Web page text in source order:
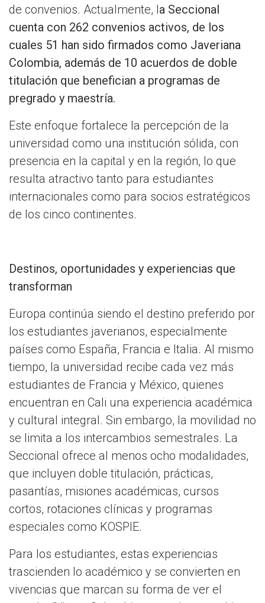
de convenios. Actualmente, la Seccional
cuenta con 262 convenios activos, de los
cuales 51 han sido firmados como Javeriana
Colombia, además de 10 acuerdos de doble
titulación que benefician a programas de
pregrado y maestría.
Este enfoque fortalece la percepción de la
universidad como una institución sólida, con
presencia en la capital y en la región, lo que
resulta atractivo tanto para estudiantes
internacionales como para socios estratégicos
de los cinco continentes.
Destinos, oportunidades y experiencias que
transforman
Europa continúa siendo el destino preferido por
los estudiantes javerianos, especialmente
países como España, Francia e Italia. Al mismo
tiempo, la universidad recibe cada vez más
estudiantes de Francia y México, quienes
encuentran en Cali una experiencia académica
y cultural integral. Sin embargo, la movilidad no
se limita a los intercambios semestrales. La
Seccional ofrece al menos ocho modalidades,
que incluyen doble titulación, prácticas,
pasantías, misiones académicas, cursos
cortos, rotaciones clínicas y programas
especiales como KOSPIE.
Para los estudiantes, estas experiencias
trascienden lo académico y se convierten en
vivencias que marcan su forma de ver el